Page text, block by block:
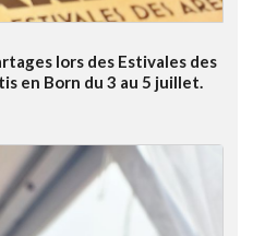
lors des Estivales des
en Born du 3 au 5 juillet.